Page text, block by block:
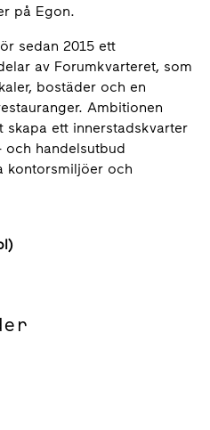
på Egon.
sedan 2015 ett
av Forumkvarteret, som
bostäder och en
Ambitionen
skapa ett innerstadskvarter
och handelsutbud
kontorsmiljöer och